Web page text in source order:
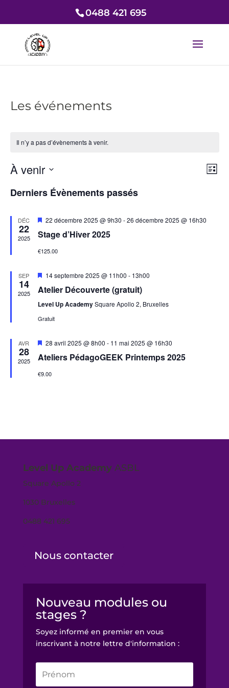
0488 421 695
Les événements
Il n’y a pas d’évènements à venir.
de
Liste
À venir
une
Derniers Évènements passés
DÉC
22
2025
Mis
avant
22 décembre 2025 @ 9h30 -26 décembre 2025 @ 16h30
Stage d’Hiver 2025
€125.00
SEP
14
2025
Mis
avant
14 septembre 2025 @ 11h00 - 13h00
Atelier Découverte (gratuit)
Level Up AcademySquare Apollo 2, Bruxelles
Gratuit
AVR
28
2025
Mis
avant
28 avril 2025 @ 8h00 - 11 mai 2025 @ 16h30
Ateliers PédagoGEEK Printemps 2025
€9.00
Level Up Academy ASBL
Square Apollo 2
1030 Bruxelles
0488 421 695
Nous contacter
Nouveau modules ou
stages ?
Soyez informé en premier en vous
inscrivant à notre lettre d'information :